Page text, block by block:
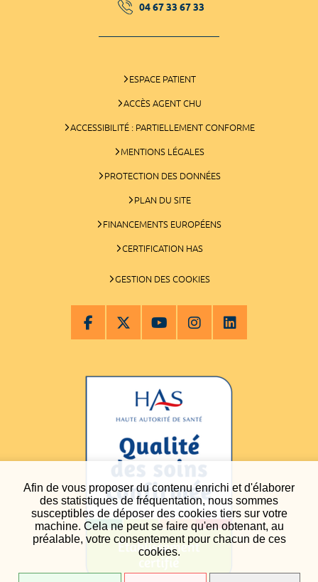
Afin de vous proposer du contenu enrichi et d'élaborer
des statistiques de fréquentation, nous sommes
susceptibles de déposer des cookies tiers sur votre
machine. Cela ne peut se faire qu'en obtenant, au
préalable, votre consentement pour chacun de ces
cookies.
04 67 33 67 33
ESPACE PATIENT
ACCÈS AGENT CHU
ACCESSIBILITÉ : PARTIELLEMENT CONFORME
MENTIONS LÉGALES
PROTECTION DES DONNÉES
PLAN DU SITE
FINANCEMENTS EUROPÉENS
CERTIFICATION HAS
GESTION DES COOKIES